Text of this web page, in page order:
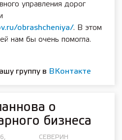
управления дорог
obrashcheniya/. В этом
нам бы очень помогла.
группу в ВКонтакте
о
бизнеса
СЕВЕРИН